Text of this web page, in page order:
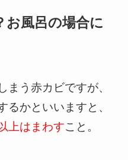
お風呂の場合に
まう赤カビですが、
るかといいますと、
上はまわすこと。